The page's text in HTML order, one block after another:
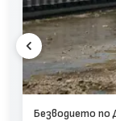
Безводието по